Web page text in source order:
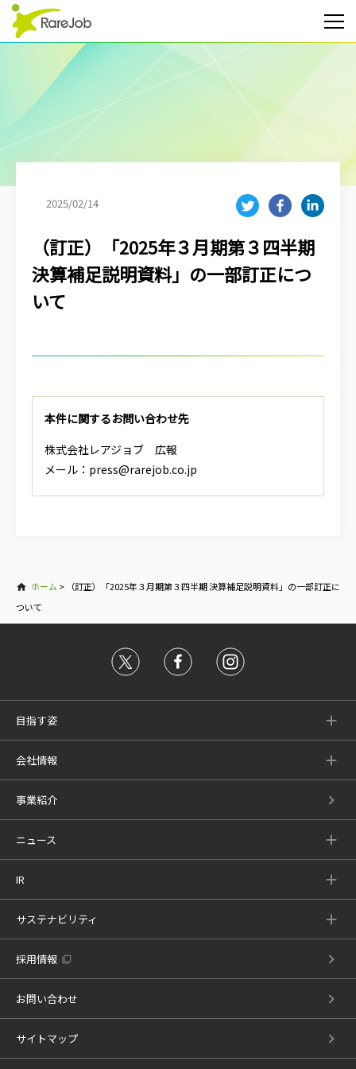
2025/02/14
（訂正）「2025年３月期第３四半期
決算補足説明資料」の一部訂正につ
いて
本件に関するお問い合わせ先
株式会社レアジョブ 広報
メール：press@rarejob.co.jp
ホーム >
（訂正）「2025年３月期第３四半期 決算補足説明資料」の一部訂正に
ついて
目指す姿
会社情報
事業紹介
ニュース
IR
サステナビリティ
採用情報
お問い合わせ
サイトマップ